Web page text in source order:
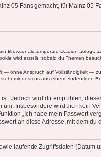
05 Fans gemacht, für Mainz 05
Browser als temporäre Dateien ablegt.
wird erstellt, sobald du Themen
ohne Anspruch auf Vollständigkeit —
mindestens aus einem eindeutigen
Jedoch wird dir empfohlen,
Insbesondere wird dich kein
„Ich habe mein Passwort
an diese Adresse, mit dem du
laufende Zugriffsdaten (Datum